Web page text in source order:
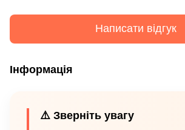
Написати відгук
Інформація
⚠️ Зверніть увагу